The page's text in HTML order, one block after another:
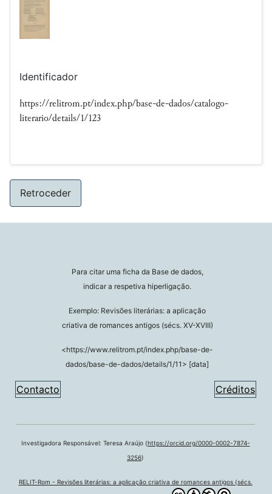
Identificador
https://relitrom.pt/index.php/base-de-dados/catalogo-
literario/details/1/123
Retroceder
Para citar uma ficha da Base de dados,
indicar a respetiva hiperligação.
Exemplo: Revisões literárias: a aplicação
criativa de romances antigos (sécs. XV-XVIII)
<https://www.relitrom.pt/index.php/base-de-
dados/base-de-dados/details/1/11> [data]
Contacto Créditos
Investigadora Responsável: Teresa Araújo (https://orcid.org/0000-0002-7874-
3256)
RELIT-Rom - Revisões literárias: a aplicação criativa de romances antigos (sécs.